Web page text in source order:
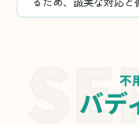
不
バデ